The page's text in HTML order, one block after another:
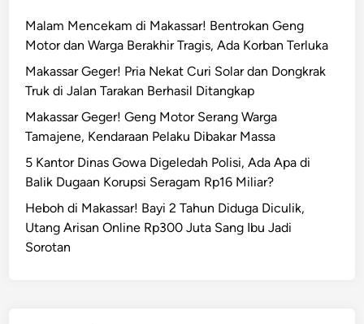
Malam Mencekam di Makassar! Bentrokan Geng
Motor dan Warga Berakhir Tragis, Ada Korban Terluka
Makassar Geger! Pria Nekat Curi Solar dan Dongkrak
Truk di Jalan Tarakan Berhasil Ditangkap
Makassar Geger! Geng Motor Serang Warga
Tamajene, Kendaraan Pelaku Dibakar Massa
5 Kantor Dinas Gowa Digeledah Polisi, Ada Apa di
Balik Dugaan Korupsi Seragam Rp16 Miliar?
Heboh di Makassar! Bayi 2 Tahun Diduga Diculik,
Utang Arisan Online Rp300 Juta Sang Ibu Jadi
Sorotan